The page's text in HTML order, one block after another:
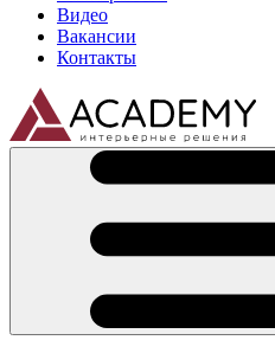
Видео
Вакансии
Контакты